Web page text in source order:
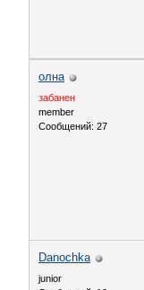
олна
забанен
member
Сообщений: 27
Danochka
junior